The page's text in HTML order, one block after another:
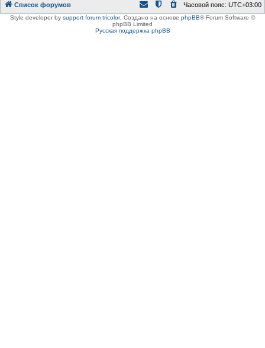
Список форумов Часовой пояс: UTC+03:00
Style developer by support forum tricolor, Создано на основе phpBB® Forum Software ©
phpBB Limited
Русская поддержка phpBB